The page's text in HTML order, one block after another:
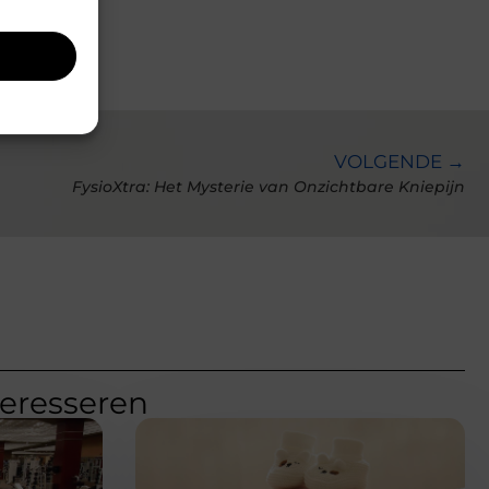
VOLGENDE →
FysioXtra: Het Mysterie van Onzichtbare Kniepijn